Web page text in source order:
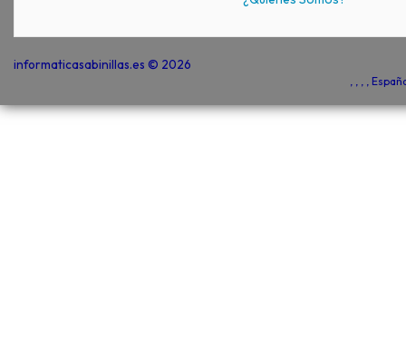
informaticasabinillas.es © 2026
, , , ,